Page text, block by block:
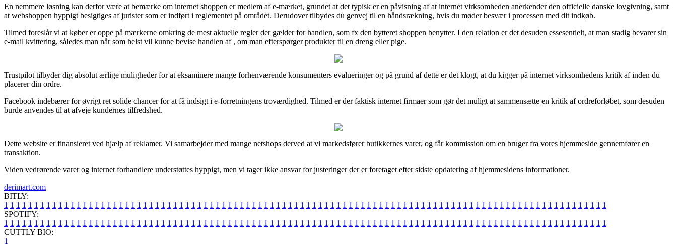
En nemmere løsning kan derfor være at bemærke om internet shoppen er medlem af e-mærket, grundet at det typisk er en påvisning af at internet virksomheden anerkender den officielle danske lovgivning, samt
at webshoppen hyppigt besigtiges af jurister som er indført i reglementet på området. Derudover tilbydes du genvej til en håndsrækning, hvis du møder besvær i processen med dit indkøb.
Tilmed foreslår vi at køber er oppe på mærkerne omkring de mest aktuelle regler der gælder for handlen, som fx den bytteret shoppen benytter. I den relation er det desuden essesentielt, at man stadig bevarer sin
e-mail kvittering, således man når som helst vil kunne bevise handlen af , om man efterspørger produkter til en dreng eller pige.
Trustpilot tilbyder dig absolut ærlige muligheder for at eksaminere mange forhenværende konsumenters evalueringer og på grund af dette er det klogt, at du kigger på internet virksomhedens kritik af inden du
placerer din ordre.
Facebook indebærer for øvrigt ret solide chancer for at få indsigt i e-forretningens troværdighed. Tilmed er der faktisk internet firmaer som gør det muligt at sammensætte en kritik af ordreforløbet, som desuden
burde anvendes til at afveje kundernes tilfredshed.
Dette website er finansieret ved hjælp af reklamer. Vi samarbejder med mange netshops derved at vi markedsfører butikkernes varer, og får kommission om en bruger fra vores hjemmeside gennemfører en
transaktion.
Viden vedrørende varer og internet forhandlere understøttes hyppigt, men vi tager ikke ansvar for justeringer der er foretaget efter sidste opdatering af hjemmesidens informationer.
derimart.com
BITLY:
1 1 1 1 1 1 1 1 1 1 1 1 1 1 1 1 1 1 1 1 1 1 1 1 1 1 1 1 1 1 1 1 1 1 1 1 1 1 1 1 1 1 1 1 1 1 1 1 1 1 1 1 1 1 1 1 1 1 1 1 1 1 1 1 1 1 1 1 1 1 1 1 1 1 1 1 1 1 1 1 1 1 1 1 1 1 1 1 1 1 1 1 1 1 1 1 1 1 1 1
SPOTIFY:
1 1 1 1 1 1 1 1 1 1 1 1 1 1 1 1 1 1 1 1 1 1 1 1 1 1 1 1 1 1 1 1 1 1 1 1 1 1 1 1 1 1 1 1 1 1 1 1 1 1 1 1 1 1 1 1 1 1 1 1 1 1 1 1 1 1 1 1 1 1 1 1 1 1 1 1 1 1 1 1 1 1 1 1 1 1 1 1 1 1 1 1 1 1 1 1 1 1 1 1
CUTTLY BIO:
1